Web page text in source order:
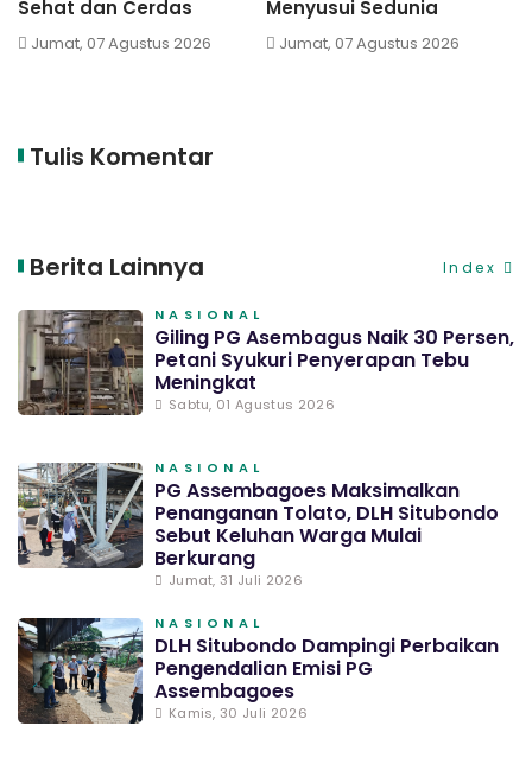
Sehat dan Cerdas
Jumat, 07 Agustus 2026
Menyusui Sedunia
Jumat, 07 Agustus 2026
Tulis Komentar
Berita Lainnya Index
NASIONAL
Giling PG Asembagus Naik 30 Persen,
Petani Syukuri Penyerapan Tebu
Meningkat
Sabtu, 01 Agustus 2026
NASIONAL
PG Assembagoes Maksimalkan
Penanganan Tolato, DLH Situbondo
Sebut Keluhan Warga Mulai
Berkurang
Jumat, 31 Juli 2026
NASIONAL
DLH Situbondo Dampingi Perbaikan
Pengendalian Emisi PG
Assembagoes
Kamis, 30 Juli 2026